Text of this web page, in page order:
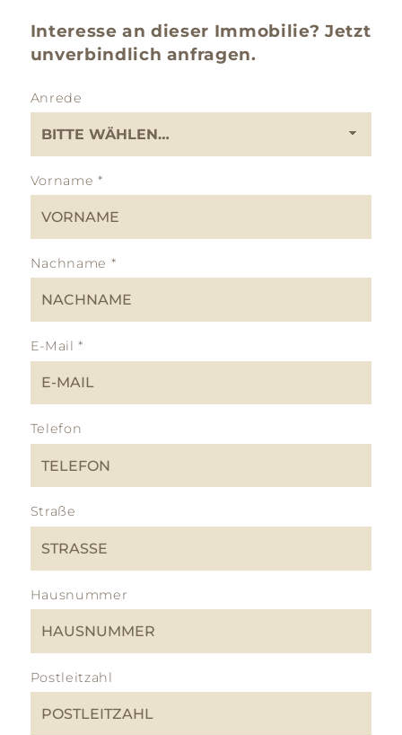
Interesse an dieser Immobilie? Jetzt
unverbindlich anfragen.
Anrede
Vorname *
Nachname *
E-Mail*
Telefon
Straße
Hausnummer
Postleitzahl